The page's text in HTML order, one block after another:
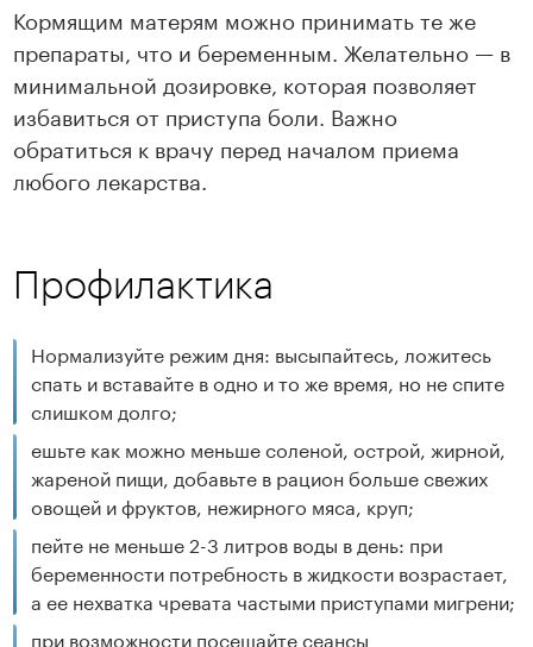
Кормящим матерям можно принимать те же
препараты, что и беременным. Желательно — в
минимальной дозировке, которая позволяет
избавиться от приступа боли. Важно
обратиться к врачу перед началом приема
любого лекарства.
Профилактика
Нормализуйте режим дня: высыпайтесь, ложитесь
спать и вставайте в одно и то же время, но не спите
слишком долго;
ешьте как можно меньше соленой, острой, жирной,
жареной пищи, добавьте в рацион больше свежих
овощей и фруктов, нежирного мяса, круп;
пейте не меньше 2-3 литров воды в день: при
беременности потребность в жидкости возрастает,
а ее нехватка чревата частыми приступами мигрени;
при возможности посещайте сеансы